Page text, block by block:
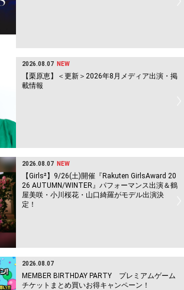
2026.08.07 NEW
【栗原恵】＜更新＞2026年8月メディア出演・掲
載情報
2026.08.07 NEW
【Girls²】9/26(土)開催『Rakuten GirlsAward 20
26 AUTUMN/WINTER』パフォーマンス出演＆鶴
屋美咲・小川桜花・山口綺羅がモデル出演決
定！
2026.08.07
MEMBER BIRTHDAY PARTY プレミアムゲーム
チケットまとめ買いお得キャンペーン！